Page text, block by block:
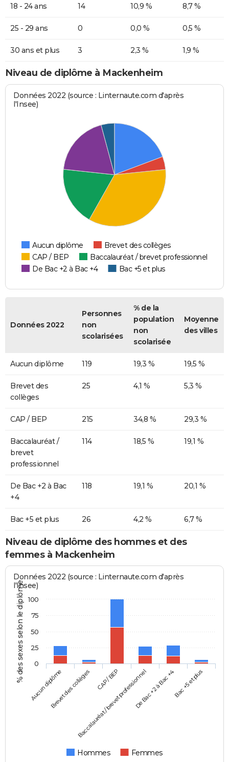
18 - 24 ans 14 10,9 % 8,7 %
25 - 29 ans 0 0,0 % 0,5 %
30 ans et plus 3 2,3 % 1,9 %
Niveau de diplôme à Mackenheim
Données 2022 (source : Linternaute.com d'après
l'Insee)
Aucun diplôme
Brevet des collèges
CAP / BEP
Baccalauréat / brevet professionnel
De Bac +2 à Bac +4
Bac +5 et plus
Données 2022
Personnes
non
scolarisées
% de la
population
non
scolarisée
Moyenne
des villes
Aucun diplôme 119 19,3 % 19,5 %
Brevet des
collèges
25 4,1 % 5,3 %
CAP / BEP 215 34,8 % 29,3 %
Baccalauréat /
brevet
professionnel
114 18,5 % 19,1 %
De Bac +2 à Bac
+4
118 19,1 % 20,1 %
Bac +5 et plus 26 4,2 % 6,7 %
Niveau de diplôme des hommes et des
femmes à Mackenheim
% des sexes selon le diplôme
Données 2022 (source : Linternaute.com d'après
l'Insee)
Hommes Femmes
Aucun diplômeBrevet des collèges CAP / BEP
Baccalauréat / brevet professionnelDe Bac +2 à Bac +4Bac +5 et plus
0
25
50
75
100